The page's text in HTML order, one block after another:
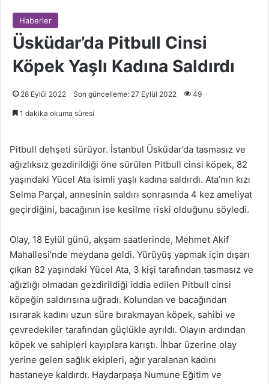
Haberler
Üsküdar’da Pitbull Cinsi
Köpek Yaşlı Kadına Saldırdı
28 Eylül 2022 Son güncelleme: 27 Eylül 2022 49
1 dakika okuma süresi
Pitbull dehşeti sürüyor. İstanbul Üsküdar’da tasmasız ve
ağızlıksız gezdirildiği öne sürülen Pitbull cinsi köpek, 82
yaşındaki Yücel Ata isimli yaşlı kadına saldırdı. Ata’nın kızı
Selma Parçal, annesinin saldırı sonrasında 4 kez ameliyat
geçirdiğini, bacağının ise kesilme riski olduğunu söyledi.
Olay, 18 Eylül günü, akşam saatlerinde, Mehmet Akif
Mahallesi’nde meydana geldi. Yürüyüş yapmak için dışarı
çıkan 82 yaşındaki Yücel Ata, 3 kişi tarafından tasmasız ve
ağızlığı olmadan gezdirildiği iddia edilen Pitbull cinsi
köpeğin saldırısına uğradı. Kolundan ve bacağından
ısırarak kadını uzun süre bırakmayan köpek, sahibi ve
çevredekiler tarafından güçlükle ayrıldı. Olayın ardından
köpek ve sahipleri kayıplara karıştı. İhbar üzerine olay
yerine gelen sağlık ekipleri, ağır yaralanan kadını
hastaneye kaldırdı. Haydarpaşa Numune Eğitim ve